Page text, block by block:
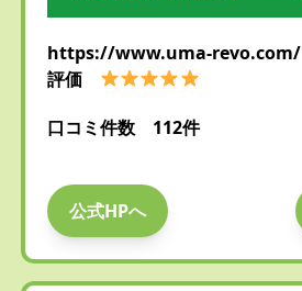
https://www.uma-revo.com/
評価
口コミ件数 112件
公式HPへ